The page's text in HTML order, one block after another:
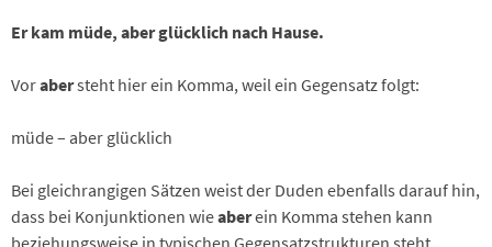
Er kam müde, aber glücklich nach Hause.
Vorabersteht hier ein Komma, weil ein Gegensatz folgt:
müde – aber glücklich
Bei gleichrangigen Sätzen weist der Duden ebenfalls darauf hin,
dass bei Konjunktionen wieaberein Komma stehen kann